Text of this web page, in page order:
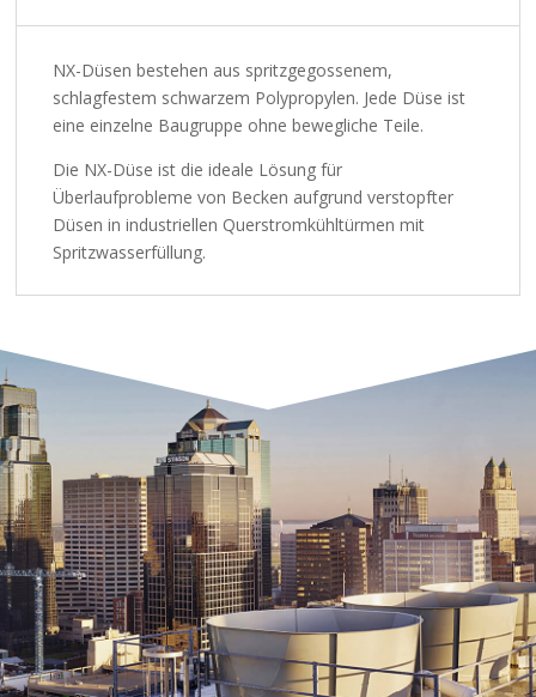
NX-Düsen bestehen aus spritzgegossenem,
schlagfestem schwarzem Polypropylen. Jede Düse ist
eine einzelne Baugruppe ohne bewegliche Teile.
Die NX-Düse ist die ideale Lösung für
Überlaufprobleme von Becken aufgrund verstopfter
Düsen in industriellen Querstromkühltürmen mit
Spritzwasserfüllung.